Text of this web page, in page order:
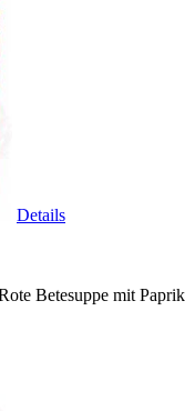
Details
Betesuppe mit